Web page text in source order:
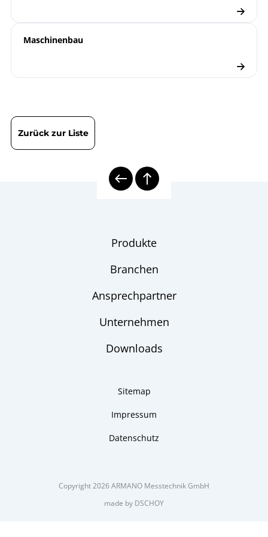
Maschinenbau
Zurück zur Liste
Produkte
Branchen
Ansprechpartner
Unternehmen
Downloads
Sitemap
Impressum
Datenschutz
Copyright 2026 ARMANO Messtechnik GmbH
made by DSCHOY